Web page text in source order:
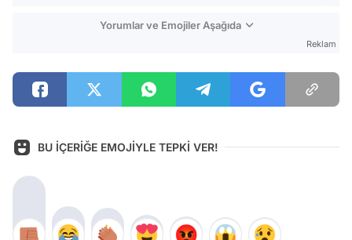
Yorumlar ve Emojiler Aşağıda
Reklam
BU İÇERİĞE EMOJİYLE TEPKİ VER!